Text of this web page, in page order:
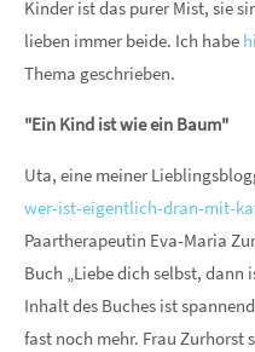
Kinder ist das purer Mist, sie
lieben immer beide. Ich habe
Thema geschrieben.
"Ein Kind ist wie ein Baum"
Uta, eine meiner
wer-ist-eigentlich-dran-mit-
Paartherapeutin Eva-Maria
Buch „Liebe dich selbst, dann
Inhalt des Buches ist
fast noch mehr. Frau Zurhorst